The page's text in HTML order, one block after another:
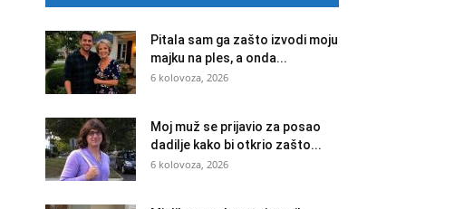
Pitala sam ga zašto izvodi moju
majku na ples, a onda...
6 kolovoza, 2026
Moj muž se prijavio za posao
dadilje kako bi otkrio zašto...
6 kolovoza, 2026